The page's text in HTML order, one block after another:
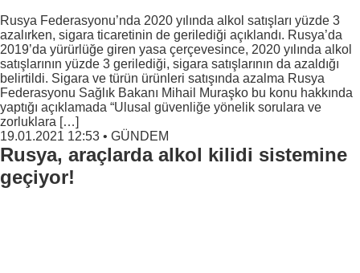
Rusya Federasyonu’nda 2020 yılında alkol satışları yüzde 3
azalırken, sigara ticaretinin de gerilediği açıklandı. Rusya’da
2019’da yürürlüğe giren yasa çerçevesince, 2020 yılında alkol
satışlarının yüzde 3 gerilediği, sigara satışlarının da azaldığı
belirtildi. Sigara ve türün ürünleri satışında azalma Rusya
Federasyonu Sağlık Bakanı Mihail Muraşko bu konu hakkında
yaptığı açıklamada “Ulusal güvenliğe yönelik sorulara ve
zorluklara […]
19.01.2021 12:53 • GÜNDEM
Rusya, araçlarda alkol kilidi sistemine
geçiyor!